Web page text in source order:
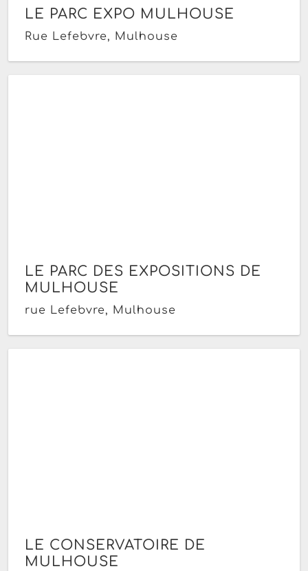
LE PARC EXPO MULHOUSE
Rue Lefebvre, Mulhouse
LE PARC DES EXPOSITIONS DE
MULHOUSE
rue Lefebvre, Mulhouse
LE CONSERVATOIRE DE
MULHOUSE